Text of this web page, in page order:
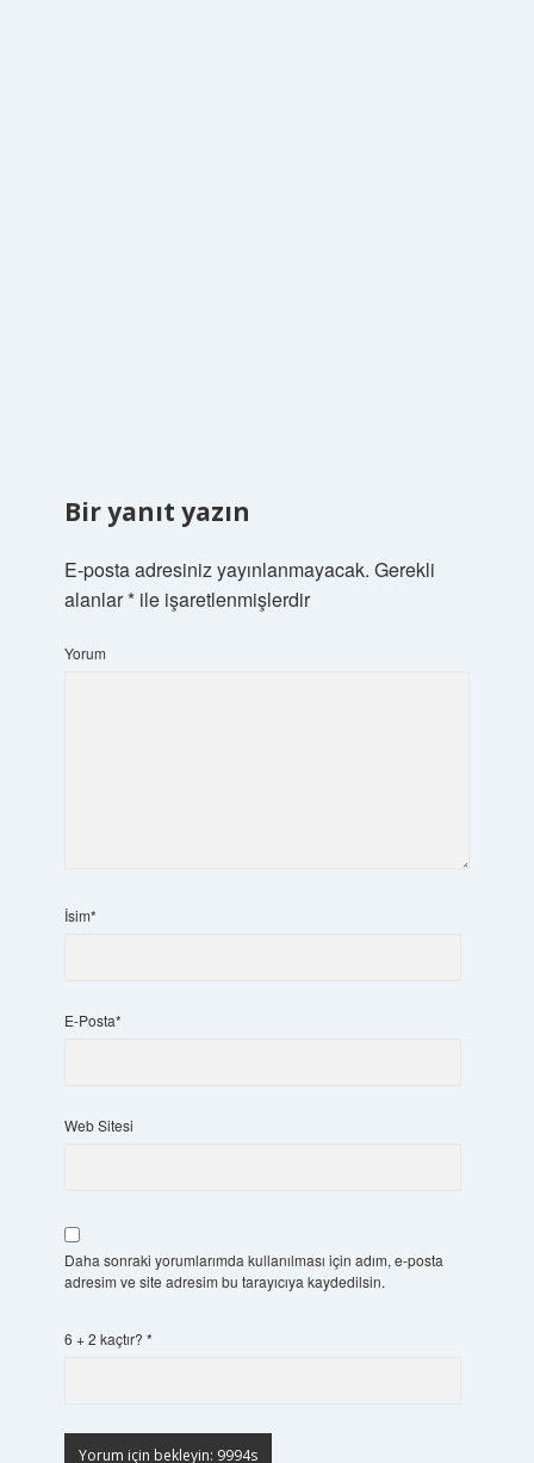
Bir yanıt yazın
E-posta adresiniz yayınlanmayacak. Gerekli
alanlar*ile işaretlenmişlerdir
Yorum
İsim*
E-Posta*
Web Sitesi
Daha sonraki yorumlarımda kullanılması için adım, e-posta
adresim ve site adresim bu tarayıcıya kaydedilsin.
6 + 2 kaçtır? *